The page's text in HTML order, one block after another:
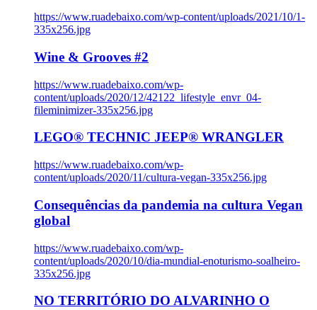
https://www.ruadebaixo.com/wp-content/uploads/2021/10/1-
335x256.jpg
Wine & Grooves #2
https://www.ruadebaixo.com/wp-
content/uploads/2020/12/42122_lifestyle_envr_04-
fileminimizer-335x256.jpg
LEGO® TECHNIC JEEP® WRANGLER
https://www.ruadebaixo.com/wp-
content/uploads/2020/11/cultura-vegan-335x256.jpg
Consequências da pandemia na cultura Vegan
global
https://www.ruadebaixo.com/wp-
content/uploads/2020/10/dia-mundial-enoturismo-soalheiro-
335x256.jpg
NO TERRITÓRIO DO ALVARINHO O